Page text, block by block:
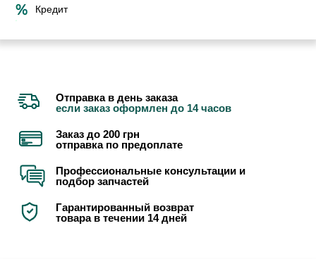
Кредит
Отправка в день заказа
если заказ оформлен до 14 часов
Заказ до 200 грн
отправка по предоплате
Профессиональные консультации и
подбор запчастей
Гарантированный возврат
товара в течении 14 дней